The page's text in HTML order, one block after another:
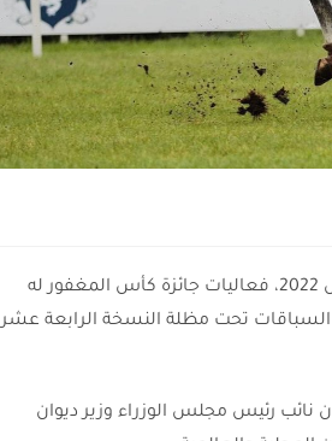
يحتضن مضمار سلوزفيك في العاصمة البولندية وارسو، عصر غد الأحد 21 أغسطس 2022، فعاليات جائزة كأس المغفور له
السباقات تحت مظلة النسخة الرابعة عشر
رئيس مجلس الوزراء وزير ديوان